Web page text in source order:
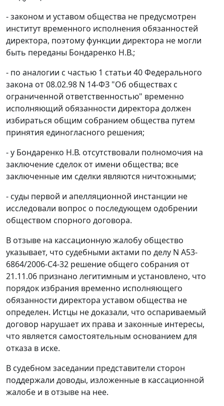
- законом и уставом общества не предусмотрен
институт временного исполнения обязанностей
директора, поэтому функции директора не могли
быть переданы Бондаренко Н.В.;
- по аналогии с частью 1 статьи 40Федерального
закона от 08.02.98 N 14-ФЗ "Об обществах с
ограниченной ответственностью" временно
исполняющий обязанности директора должен
избираться общим собранием общества путем
принятия единогласного решения;
- у Бондаренко Н.В. отсутствовали полномочия на
заключение сделок от имени общества; все
заключенные им сделки являются ничтожными;
- суды первой и апелляционной инстанции не
исследовали вопрос о последующем одобрении
обществом спорного договора.
В отзыве на кассационную жалобу общество
указывает, что судебными актами по делу N А53-
6864/2006-С4-32 решение общего собрания от
21.11.06 признано легитимным и установлено, что
порядок избрания временно исполняющего
обязанности директора уставом общества не
определен. Истцы не доказали, что оспариваемый
договор нарушает их права и законные интересы,
что является самостоятельным основанием для
отказа в иске.
В судебном заседании представители сторон
поддержали доводы, изложенные в кассационной
жалобе и в отзыве на нее.